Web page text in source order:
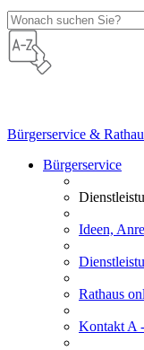
Bürgerservice &
Bürgerservice
Ideen,
Rathaus
Kontakt A